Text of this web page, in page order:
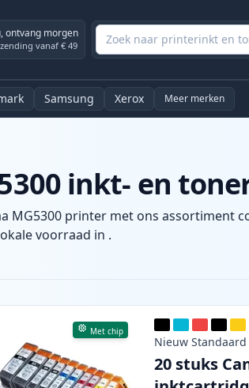
ontvang morgen
vanaf € 49
Samsung Xerox Meer merken
inkt- en
MG5300 printer met ons assortiment
voorraad in .
Met chip
Nieuw Standaard
20 stuks